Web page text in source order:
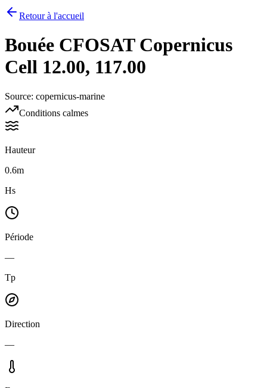
Retour à l'accueil
Bouée CFOSAT Copernicus
Cell 12.00, 117.00
Source: copernicus-marine
Conditions calmes
Hauteur
0.6m
Hs
Période
—
Tp
Direction
—